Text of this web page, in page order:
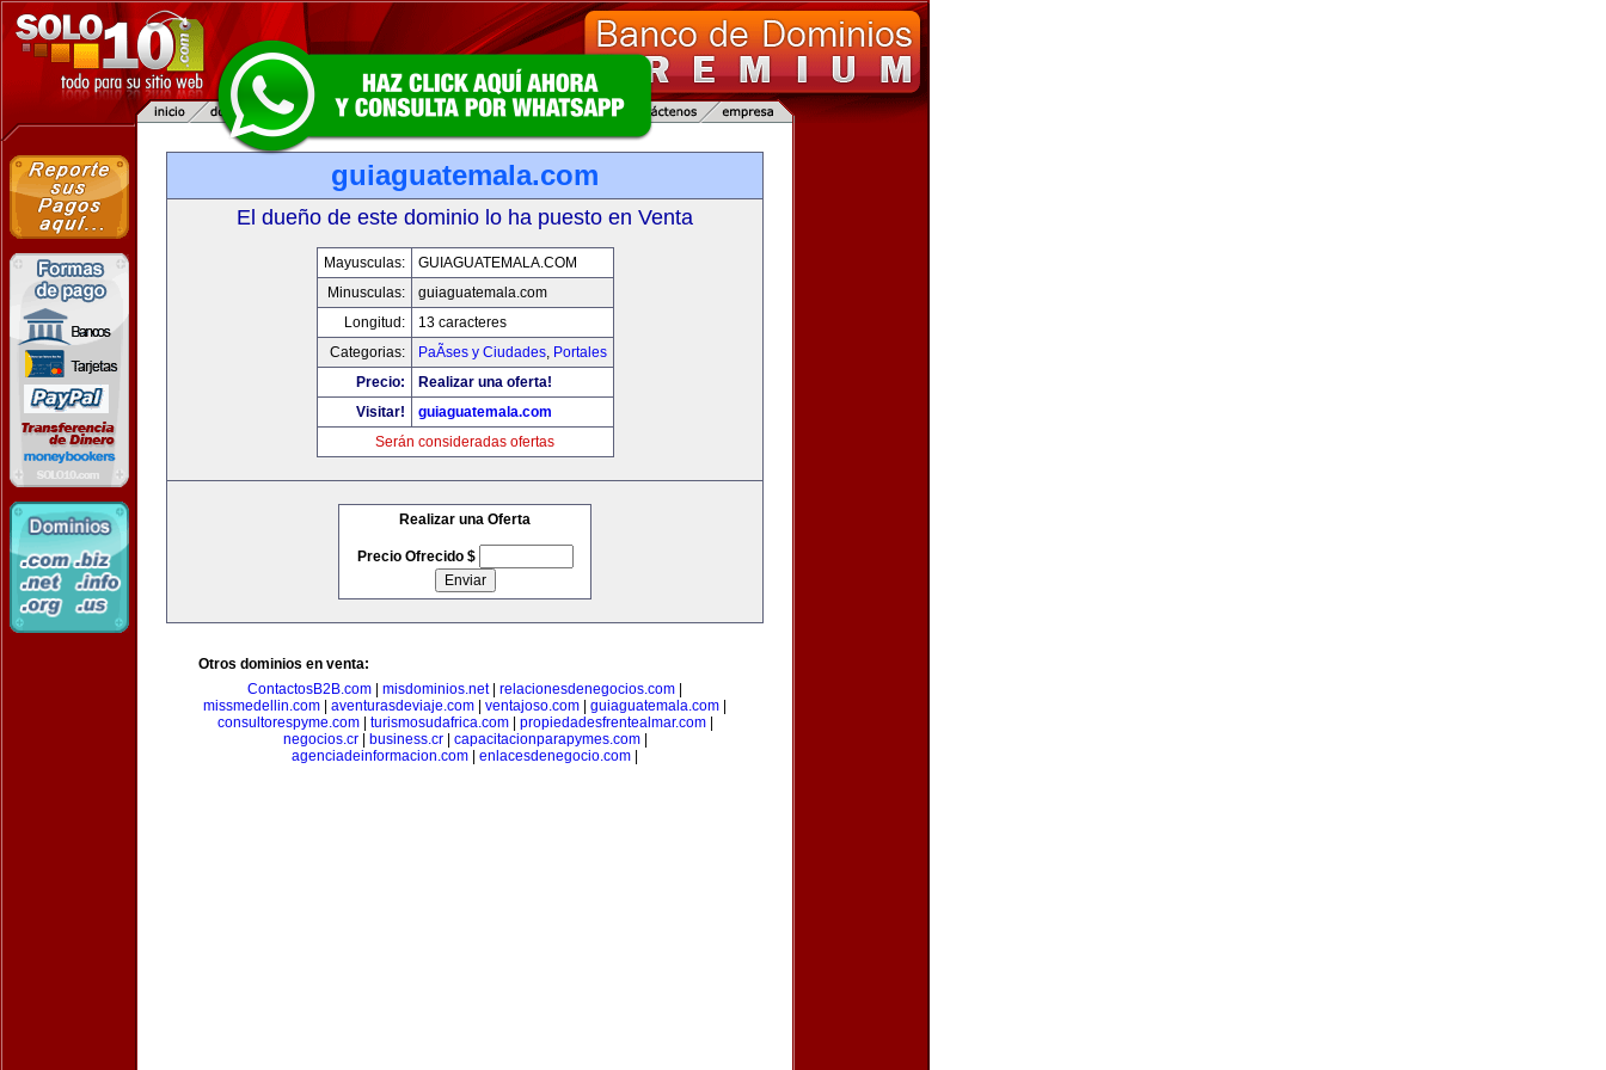
guiaguatemala.com
El dueño de este dominio lo ha puesto en Venta
Mayusculas:
GUIAGUATEMALA.COM
Minusculas:
guiaguatemala.com
Longitud:
13 caracteres
Categorias:
PaÃ­ses y Ciudades, Portales
Precio:
Realizar una oferta!
Visitar!
guiaguatemala.com
Serán consideradas ofertas
Realizar una Oferta
Precio Ofrecido $
Otros dominios en venta:
ContactosB2B.com
misdominios.net| relacionesdenegocios.com
missmedellin.com
aventurasdeviaje.com ventajoso.com guiaguatemala.com
consultorespyme.com| turismosudafrica.com| propiedadesfrentealmar.com|
negocios.cr| business.cr| capacitacionparapymes.com|
agenciadeinformacion.com
enlacesdenegocio.com